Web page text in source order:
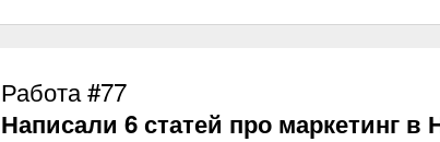
Работа #77
Написали 6 статей про маркетинг в